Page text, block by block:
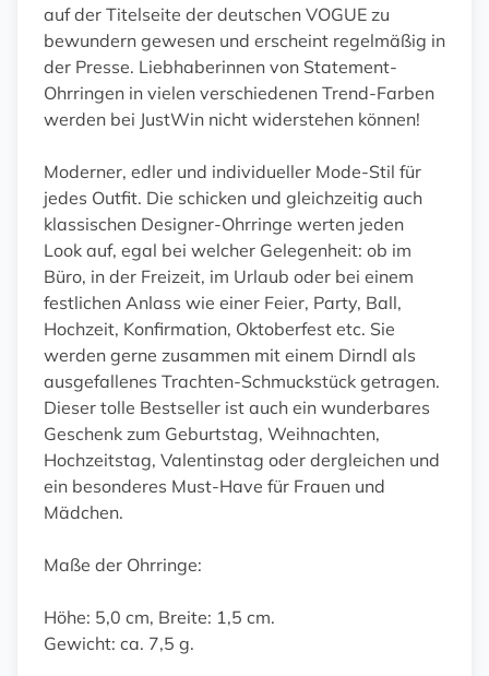
auf der Titelseite der deutschen VOGUE zu
bewundern gewesen und erscheint regelmäßig in
der Presse. Liebhaberinnen von Statement-
Ohrringen in vielen verschiedenen Trend-Farben
werden bei JustWin nicht widerstehen können!
Moderner, edler und individueller Mode-Stil für
jedes Outfit. Die schicken und gleichzeitig auch
klassischen Designer-Ohrringe werten jeden
Look auf, egal bei welcher Gelegenheit: ob im
Büro, in der Freizeit, im Urlaub oder bei einem
festlichen Anlass wie einer Feier, Party, Ball,
Hochzeit, Konfirmation, Oktoberfest etc. Sie
werden gerne zusammen mit einem Dirndl als
ausgefallenes Trachten-Schmuckstück getragen.
Dieser tolle Bestseller ist auch ein wunderbares
Geschenk zum Geburtstag, Weihnachten,
Hochzeitstag, Valentinstag oder dergleichen und
ein besonderes Must-Have für Frauen und
Mädchen.
Maße der Ohrringe:
Höhe: 5,0 cm, Breite: 1,5 cm.
Gewicht: ca. 7,5 g.